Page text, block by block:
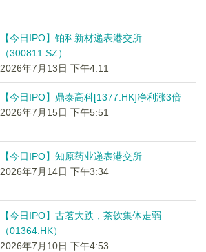
【今日IPO】铂科新材递表港交所
（300811.SZ）
2026年7月13日 下午4:11
【今日IPO】鼎泰高科[1377.HK]净利涨3倍
2026年7月15日 下午5:51
【今日IPO】知原药业递表港交所
2026年7月14日 下午3:34
【今日IPO】古茗大跌，茶饮集体走弱
（01364.HK）
2026年7月10日 下午4:53